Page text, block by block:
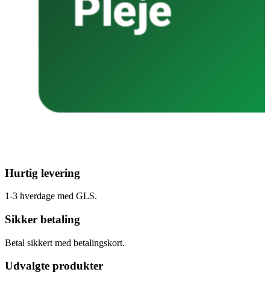
Hurtig levering
1-3 hverdage med GLS.
Sikker betaling
Betal sikkert med betalingskort.
Udvalgte produkter